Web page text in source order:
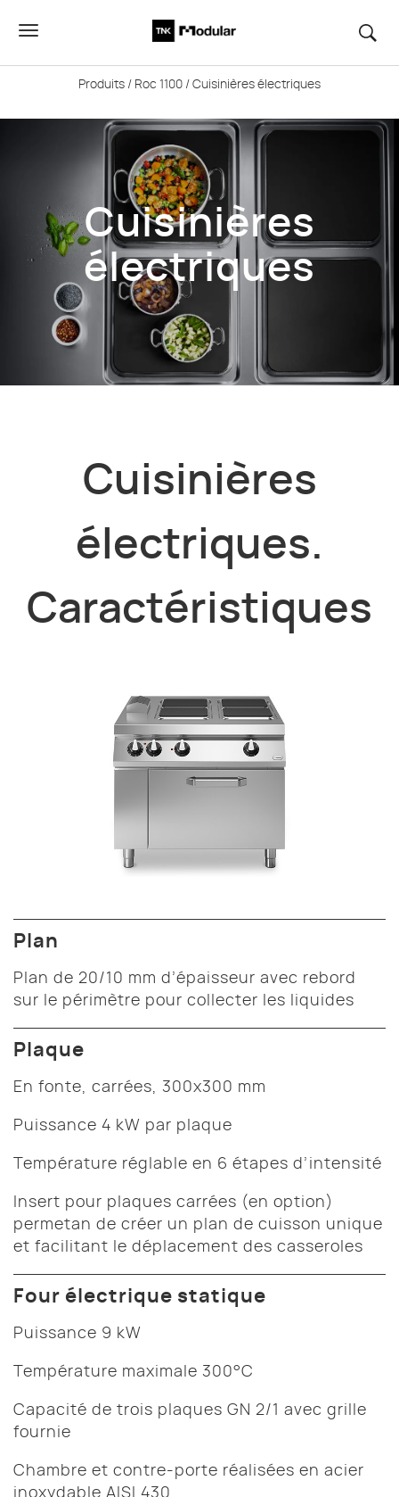
Produits / Roc 1100 / Cuisinières électriques
Cuisinières
électriques
Cuisinières
électriques.
Caractéristiques
Plan
Plan de 20/10 mm d’épaisseur avec rebord
sur le périmètre pour collecter les liquides
Plaque
En fonte, carrées, 300x300 mm
Puissance 4 kW par plaque
Température réglable en 6 étapes d’intensité
Insert pour plaques carrées (en option)
permetan de créer un plan de cuisson unique
et facilitant le déplacement des casseroles
Four électrique statique
Puissance 9 kW
Température maximale 300°C
Capacité de trois plaques GN 2/1 avec grille
fournie
Chambre et contre-porte réalisées en acier
inoxydable AISI 430